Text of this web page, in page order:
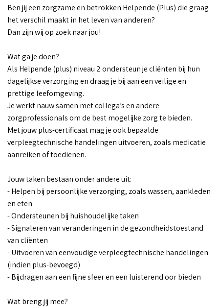
Ben jij een zorgzame en betrokken Helpende (Plus) die graag
het verschil maakt in het leven van anderen?
Dan zijn wij op zoek naar jou!
Wat ga je doen?
Als Helpende (plus) niveau 2 ondersteun je cliënten bij hun
dagelijkse verzorging en draag je bij aan een veilige en
prettige leefomgeving.
Je werkt nauw samen met collega’s en andere
zorgprofessionals om de best mogelijke zorg te bieden.
Met jouw plus-certificaat mag je ook bepaalde
verpleegtechnische handelingen uitvoeren, zoals medicatie
aanreiken of toedienen.
Jouw taken bestaan onder andere uit:
- Helpen bij persoonlijke verzorging, zoals wassen, aankleden
en eten
- Ondersteunen bij huishoudelijke taken
- Signaleren van veranderingen in de gezondheidstoestand
van cliënten
- Uitvoeren van eenvoudige verpleegtechnische handelingen
(indien plus-bevoegd)
- Bijdragen aan een fijne sfeer en een luisterend oor bieden
Wat breng jij mee?